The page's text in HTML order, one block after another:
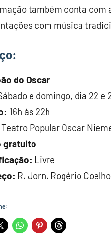
também conta com
com música
do Oscar
e domingo, dia 22 e
16h às 22h
Teatro Popular Oscar
gratuito
Livre
R. Jorn. Rogério